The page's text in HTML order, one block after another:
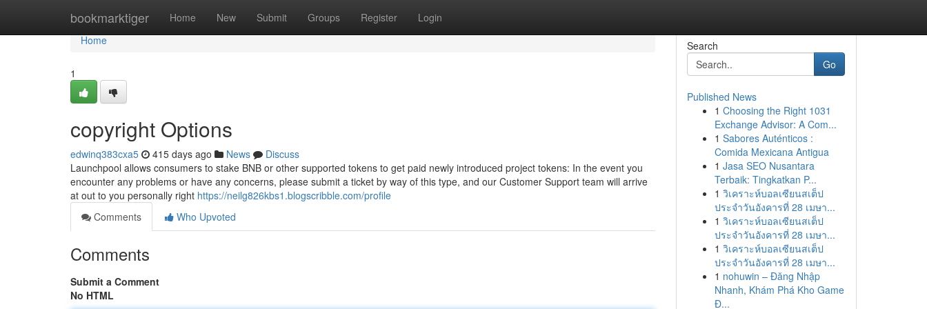
bookmarktiger Home New Submit Groups Register Login
Home
Home
1
copyright Options
edwinq383cxa5 415 days ago News
Discuss
Launchpool allows consumers to stake BNB or other supported tokens to get paid newly introduced project tokens: In the event you
encounter any problems or have any concerns, please submit a ticket by way of this type, and our Customer Support team will arrive
at out to you personally right https://neilg826kbs1.blogscribble.com/profile
Comments
Who Upvoted
Comments
Submit a Comment
No HTML
Search
Go
Published News
1 Choosing the Right 1031
Exchange Advisor: A Com...
1 Sabores Auténticos :
Comida Mexicana Antigua
1 Jasa SEO Nusantara
Terbaik: Tingkatkan P...
1 วิเคราะห์บอลเซียนสเต็ป
ประจำวันอังคารที่ 28 เมษา...
1 วิเคราะห์บอลเซียนสเต็ป
ประจำวันอังคารที่ 28 เมษา...
1 วิเคราะห์บอลเซียนสเต็ป
ประจำวันอังคารที่ 28 เมษา...
1 nohuwin – Đăng Nhập
Nhanh, Khám Phá Kho Game
Đ...